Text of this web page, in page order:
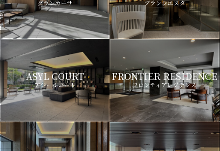
グランカーサ ブランシエスタ
ASYL COURT
アジールコート
FRONTIER RESIDENCE
フロンティアレジデンス